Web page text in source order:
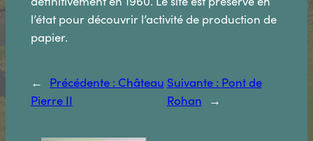
l’état pour découvrir l’activité de production de
papier.
← Précédente : Château
Pierre II
Suivante : Pont de
Rohan
→